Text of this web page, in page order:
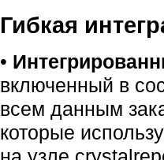
Гибкая
•
включенный в
всем данным
которые